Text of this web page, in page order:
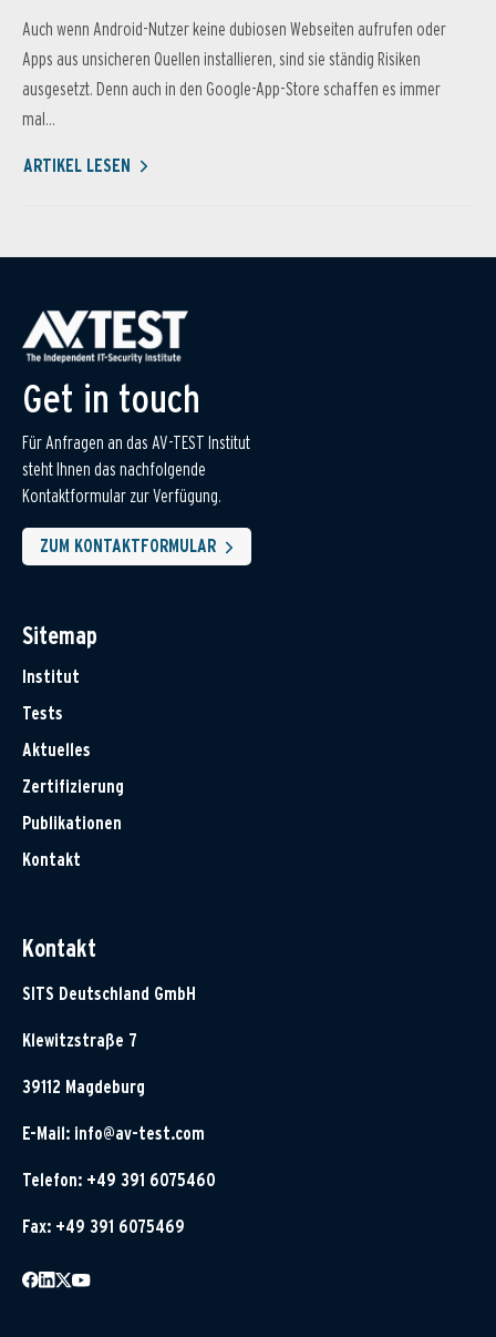
Auch wenn Android-Nutzer keine dubiosen Webseiten aufrufen oder
Apps aus unsicheren Quellen installieren, sind sie ständig Risiken
ausgesetzt. Denn auch in den Google-App-Store schaffen es immer
mal...
ARTIKEL LESEN
Get in touch
Für Anfragen an das AV-TEST Institut
steht Ihnen das nachfolgende
Kontaktformular zur Verfügung.
ZUM KONTAKTFORMULAR
Sitemap
Institut
Tests
Aktuelles
Zertifizierung
Publikationen
Kontakt
Kontakt
SITS Deutschland GmbH
Klewitzstraße 7
39112 Magdeburg
E-Mail: info@av-test.com
Telefon: +49 391 6075460
Fax: +49 391 6075469